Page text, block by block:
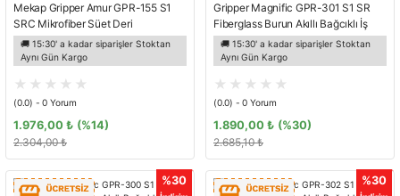
Mekap Gripper Amur GPR-155 S1
SRC Mikrofiber Süet Deri
Fiberglass Burun Spor İş Ayakkabısı
🚚 15:30' a kadar siparişler Stoktan
Aynı Gün Kargo
(0.0) - 0 Yorum
1.976,00 ₺
2.304,00 ₺
(%14)
Gripper Magnific GPR-301 S1 SR
Fiberglass Burun Akıllı Bağcıklı İş
Ayakkabısı
🚚 15:30' a kadar siparişler Stoktan
Aynı Gün Kargo
(0.0) - 0 Yorum
1.890,00 ₺
2.685,10 ₺
(%30)
%30 %30